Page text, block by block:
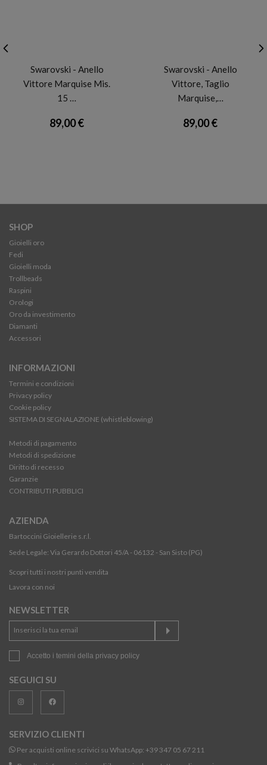
Swarovski - Anello
Vittore Marquise Mis.
15 …
89,00 €
Swarovski - Anello
Vittore, Taglio
Marquise,…
89,00 €
SHOP
Gioielli oro
Fedi
Gioielli moda
Trollbeads
Raspini
Orologi
Oro da investimento
Diamanti
Accessori
INFORMAZIONI
Termini e condizioni
Privacy policy
Cookie policy
SISTEMA DI SEGNALAZIONE (whistleblowing)
Metodi di pagamento
Metodi di spedizione
Diritto di recesso
Garanzie
CONTRIBUTI PUBBLICI
AZIENDA
Bartoccini Gioiellerie s.r.l.
Sede Legale: Via Gerardo Dottori 45/A - 06132 - San Sisto (PG)
Scopri tutti i nostri punti vendita
Lavora con noi
NEWSLETTER
Accetto i temini della privacy policy
SEGUICI SU
SERVIZIO CLIENTI
Per acquisti online scrivici su WhatsApp: +39 347 05 67 211